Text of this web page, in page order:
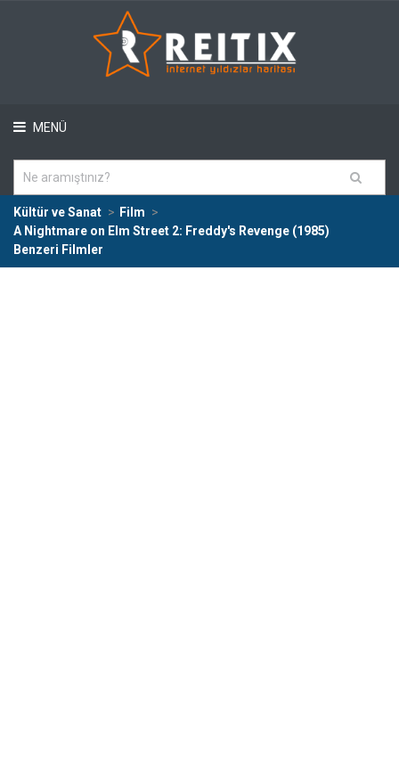
MENÜ
Kültür ve Sanat
Film
A Nightmare on Elm Street 2: Freddy's Revenge (1985)
Benzeri Filmler